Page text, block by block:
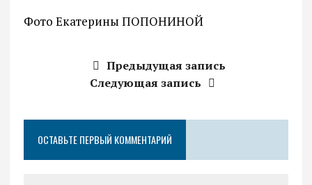
Фото Екатерины ПОПОНИНОЙ
Предыдущая запись
Следующая запись
ОСТАВЬТЕ ПЕРВЫЙ КОММЕНТАРИЙ